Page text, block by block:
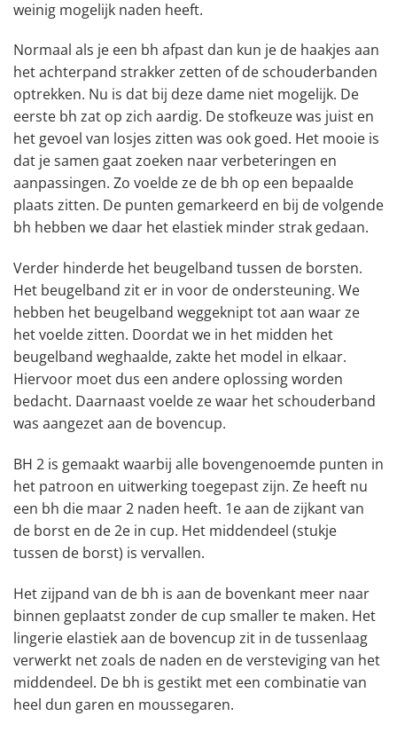
weinig mogelijk naden heeft.
Normaal als je een bh afpast dan kun je de haakjes aan
het achterpand strakker zetten of de schouderbanden
optrekken. Nu is dat bij deze dame niet mogelijk. De
eerste bh zat op zich aardig. De stofkeuze was juist en
het gevoel van losjes zitten was ook goed. Het mooie is
dat je samen gaat zoeken naar verbeteringen en
aanpassingen. Zo voelde ze de bh op een bepaalde
plaats zitten. De punten gemarkeerd en bij de volgende
bh hebben we daar het elastiek minder strak gedaan.
Verder hinderde het beugelband tussen de borsten.
Het beugelband zit er in voor de ondersteuning. We
hebben het beugelband weggeknipt tot aan waar ze
het voelde zitten. Doordat we in het midden het
beugelband weghaalde, zakte het model in elkaar.
Hiervoor moet dus een andere oplossing worden
bedacht. Daarnaast voelde ze waar het schouderband
was aangezet aan de bovencup.
BH 2 is gemaakt waarbij alle bovengenoemde punten in
het patroon en uitwerking toegepast zijn. Ze heeft nu
een bh die maar 2 naden heeft. 1e aan de zijkant van
de borst en de 2e in cup. Het middendeel (stukje
tussen de borst) is vervallen.
Het zijpand van de bh is aan de bovenkant meer naar
binnen geplaatst zonder de cup smaller te maken. Het
lingerie elastiek aan de bovencup zit in de tussenlaag
verwerkt net zoals de naden en de versteviging van het
middendeel. De bh is gestikt met een combinatie van
heel dun garen en moussegaren.